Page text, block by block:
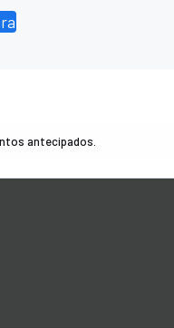
antecipados.